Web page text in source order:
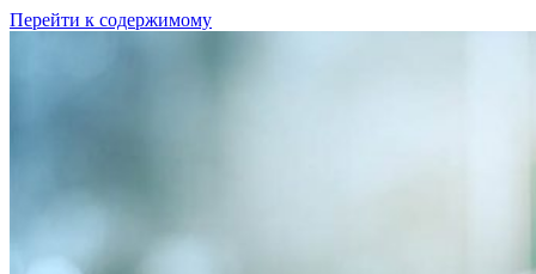
Перейти к содержимому